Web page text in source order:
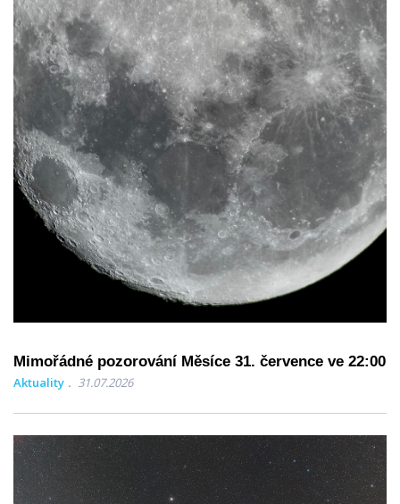
Mimořádné pozorování Měsíce 31. července ve 22:00
Aktuality 31.07.2026